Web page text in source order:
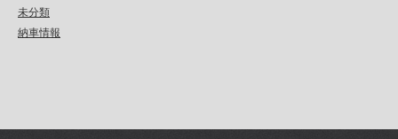
未分類
納車情報